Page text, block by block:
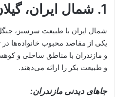
1. شمال ایران،
شمال ایران با طبیعت سرسبز،
یکی از مقاصد محبوب خانواده‌ها
و مازندران با مناطق ساحلی و
و طبیعت بکر را ارائه می‌دهند.
جاهای دیدنی مازندران: